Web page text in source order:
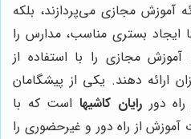
آموزش مجازی می‌پردازند، بلکه
ایجاد بستری مناسب، مدارس را
مجازی را با استفاده از
ارائه دهند. یکی از پیشگامان
دوررایان کاشیهااست که با
از راه دور و غیرحضوری را